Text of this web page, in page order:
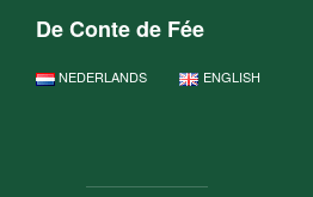
De Conte de Fée
NEDERLANDS
ENGLISH